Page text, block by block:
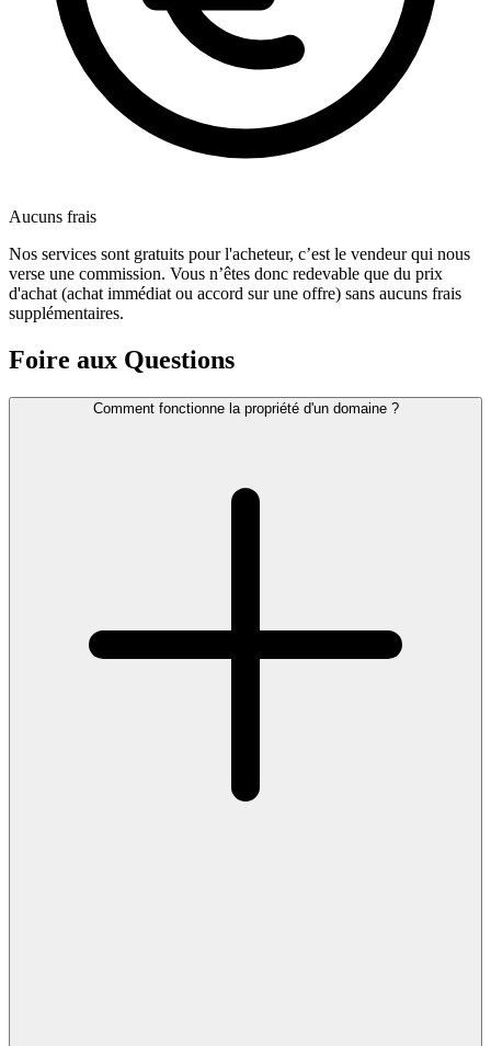
Aucuns frais
Nos services sont gratuits pour l'acheteur, c’est le vendeur qui nous
verse une commission. Vous n’êtes donc redevable que du prix
d'achat (achat immédiat ou accord sur une offre) sans aucuns frais
supplémentaires.
Foire aux Questions
Comment fonctionne la propriété d'un domaine ?